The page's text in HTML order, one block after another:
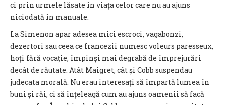
ci prin urmele lăsate în viața celor care nu au ajuns
niciodată în manuale.
La Simenon apar adesea mici escroci, vagabonzi,
dezertori sau ceea ce francezii numesc voleurs paresseux,
hoți fără vocație, împinși mai degrabă de împrejurări
decât de răutate. Atât Maigret, cât și Cobb suspendau
judecata morală. Nu erau interesați să împartă lumea în
buni și răi, ci să înțeleagă cum au ajuns oamenii să facă